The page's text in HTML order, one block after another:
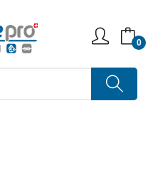
0